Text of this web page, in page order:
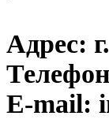
Адрес:
E-mail: